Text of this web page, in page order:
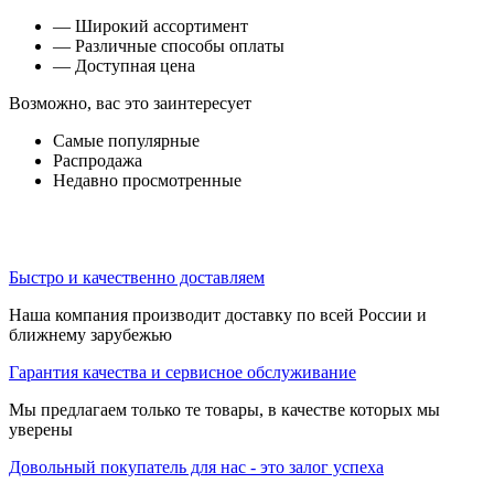
— Широкий ассортимент
— Различные способы оплаты
— Доступная цена
Возможно, вас это заинтересует
Самые популярные
Распродажа
Недавно просмотренные
Быстро и качественно доставляем
Наша компания производит доставку по всей России и
ближнему зарубежью
Гарантия качества и сервисное обслуживание
Мы предлагаем только те товары, в качестве которых мы
уверены
Довольный покупатель для нас - это залог успеха